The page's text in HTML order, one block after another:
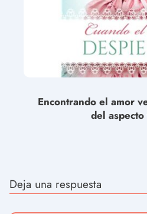
Encontrando el amor
del
Deja una respuesta